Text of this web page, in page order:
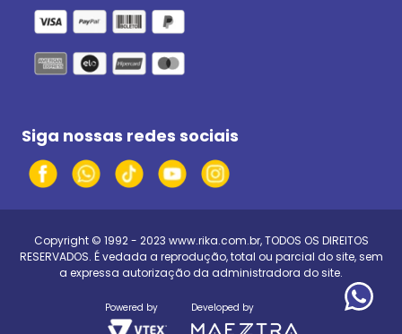
Siga nossas redes sociais
Copyright © 1992 - 2023 www.rika.com.br, TODOS OS DIREITOS
RESERVADOS. É vedada a reprodução, total ou parcial do site, sem
a expressa autorização da administradora do site.
Powered by Developed by